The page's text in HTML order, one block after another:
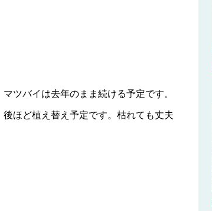
ツバイは去年のまま続ける予定です。
ほど植え替え予定です。枯れても丈夫